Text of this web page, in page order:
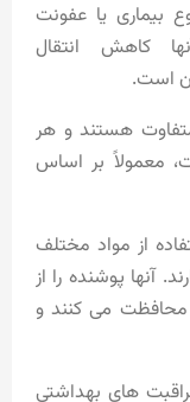
بیماری یا عفونت
کاهش انتقال
است.
هستند و هر
معمولاً بر اساس
از مواد مختلف
آنها پوشنده را از
محافظت می کنند و
های بهداشتی